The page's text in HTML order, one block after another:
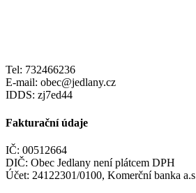
Tel: 732466236
E-mail: obec@jedlany.cz
IDDS: zj7ed44
Fakturační údaje
IČ: 00512664
DIČ: Obec Jedlany není plátcem DPH
Účet: 24122301/0100, Komerční banka a.s